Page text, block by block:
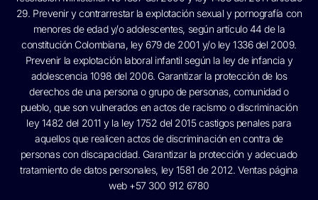
29. Prevenir y contrarrestar la explotación sexual y pornografía con
menores de edad y/o adolescentes, según artículo 44 de la
constitución Colombiana, ley 679 de 2001 y/o ley 1336 del 2009.
Prevenir la explotación laboral infantil según la ley de infancia y
adolescencia 1098 del 2006. Garantizar la protección de los
derechos de una persona o grupo de personas, comunidad o
pueblo, que son vulnerados en actos de racismo o discriminación
ley 1482 del 2011 y la ley 1752 del 2015 castigos penales para
aquellos que realicen actos de discriminación en contra de
personas con discapacidad. Garantizar la protección y adecuado
tratamiento de datos personales, ley 1581 de 2012. Ventas página
web +57 300 912 6780